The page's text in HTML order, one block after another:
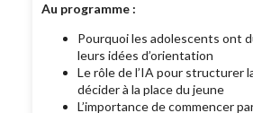
Au programme :
Pourquoi les adolescents ont
leurs idées d’orientation
Le rôle de l’IA pour structurer
décider à la place du jeune
L’importance de commencer